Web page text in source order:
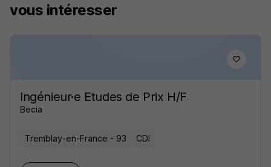
vous intéresser
Ingénieur·e Etudes de Prix H/F
Becia
Tremblay-en-France - 93 CDI